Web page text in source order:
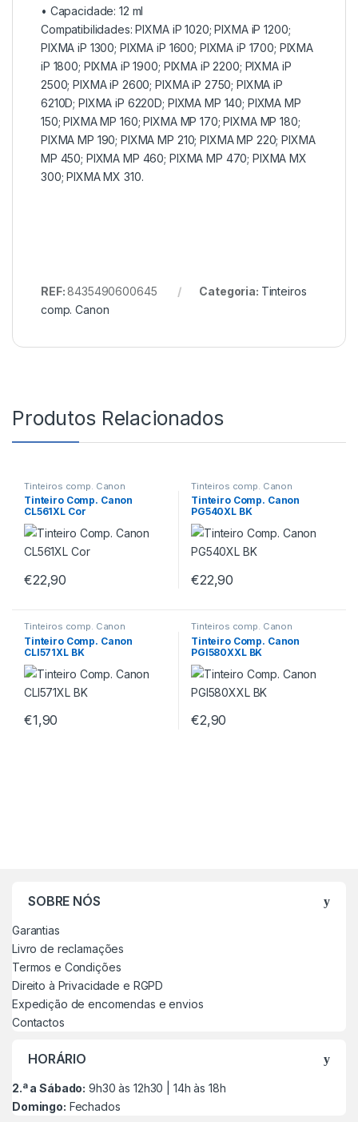
• Capacidade:12 ml
Compatibilidades: PIXMA iP 1020; PIXMA iP 1200;
PIXMA iP 1300; PIXMA iP 1600; PIXMA iP 1700; PIXMA
iP 1800; PIXMA iP 1900; PIXMA iP 2200; PIXMA iP
2500; PIXMA iP 2600; PIXMA iP 2750; PIXMA iP
6210D; PIXMA iP 6220D; PIXMA MP 140; PIXMA MP
150; PIXMA MP 160; PIXMA MP 170; PIXMA MP 180;
PIXMA MP 190; PIXMA MP 210; PIXMA MP 220; PIXMA
MP 450; PIXMA MP 460; PIXMA MP 470; PIXMA MX
300; PIXMA MX 310.
REF:8435490600645 Categoria: Tinteiros
comp. Canon
Produtos Relacionados
Tinteiros comp. Canon
Tinteiro Comp. Canon
CL561XL Cor
€22,90
Tinteiros comp. Canon
Tinteiro Comp. Canon
PG540XL BK
€22,90
Tinteiros comp. Canon
Tinteiro Comp. Canon
CLI571XL BK
€1,90
Tinteiros comp. Canon
Tinteiro Comp. Canon
PGI580XXL BK
€2,90
SOBRE NÓS
Garantias
Livro de reclamações
Termos e Condições
Direito à Privacidade e RGPD
Expedição de encomendas e envios
Contactos
HORÁRIO
2.ª a Sábado: 9h30 às 12h30 | 14h às 18h
Domingo: Fechados